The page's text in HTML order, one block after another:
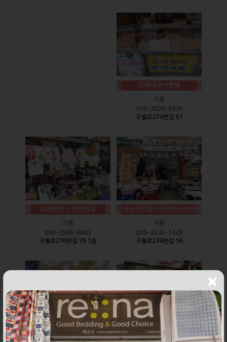
모래내즉석핫바
식품
010-2626-6335
구월로276번길 61
미래반찬 / 부산어묵
식품
010-2596-8847
구월로276번길 70 1층
싱싱건어물THE맛있는반찬
식품
010-2436-1429
구월로276번길 56
웰빙즉석손두부 윤하네건어물